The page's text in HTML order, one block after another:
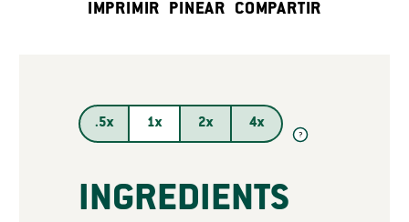
IMPRIMIR PINEAR COMPARTIR
.5x 1x 2x 4x
?
INGREDIENTS